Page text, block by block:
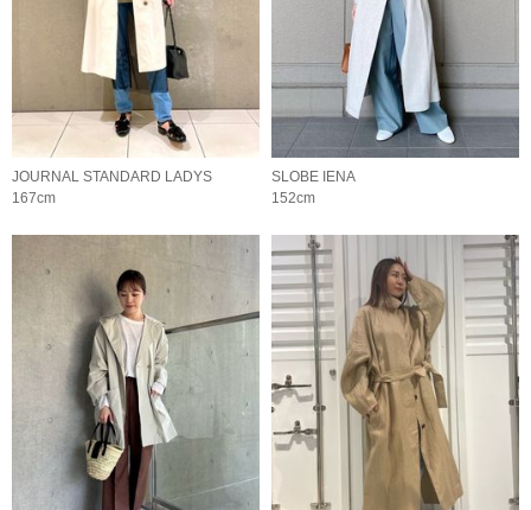
JOURNAL STANDARD LADYS
167cm
SLOBE IENA
152cm